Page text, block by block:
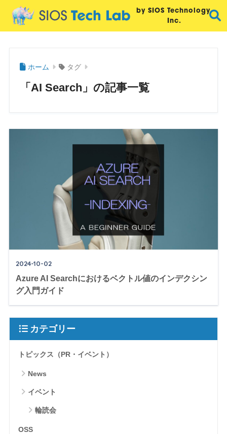
by SIOS Technology,
Inc.
ホーム タグ
「AI Search」の記事一覧
2024-10-02
Azure AI Searchにおけるベクトル値のインデクシン
グ入門ガイド
カテゴリー
トピックス（PR・イベント）
News
イベント
輪読会
OSS